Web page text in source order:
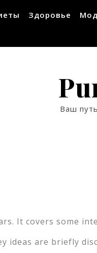
Здоровье
Ваш
It covers some
ideas are briefly